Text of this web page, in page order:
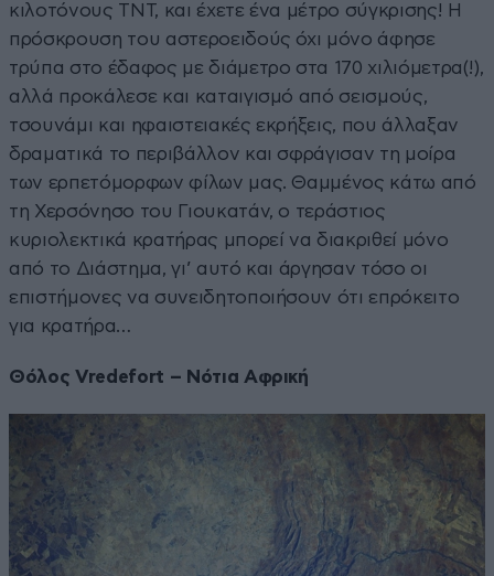
κιλοτόνους TNT, και έχετε ένα μέτρο σύγκρισης! Η
πρόσκρουση του αστεροειδούς όχι μόνο άφησε
τρύπα στο έδαφος με διάμετρο στα 170 χιλιόμετρα(!),
αλλά προκάλεσε και καταιγισμό από σεισμούς,
τσουνάμι και ηφαιστειακές εκρήξεις, που άλλαξαν
δραματικά το περιβάλλον και σφράγισαν τη μοίρα
των ερπετόμορφων φίλων μας. Θαμμένος κάτω από
τη Χερσόνησο του Γιουκατάν, ο τεράστιος
κυριολεκτικά κρατήρας μπορεί να διακριθεί μόνο
από το Διάστημα, γι’ αυτό και άργησαν τόσο οι
επιστήμονες να συνειδητοποιήσουν ότι επρόκειτο
για κρατήρα…
Θόλος Vredefort – Νότια Αφρική